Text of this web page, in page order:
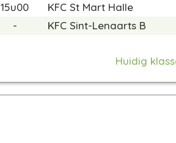
15u00 KFC St Mart Halle
- KFC Sint-Lenaarts B
Huidig